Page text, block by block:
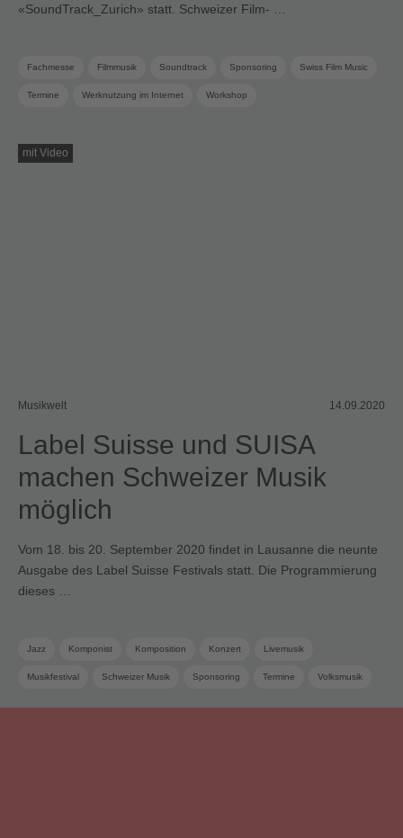
«SoundTrack_Zurich» statt. Schweizer Film- …
Fachmesse Filmmusik Soundtrack Sponsoring Swiss Film Music
Termine Werknutzung im Internet Workshop
mit Video
Musikwelt 14.09.2020
Label Suisse und SUISA
machen Schweizer Musik
möglich
Vom 18. bis 20. September 2020 findet in Lausanne die neunte
Ausgabe des Label Suisse Festivals statt. Die Programmierung
dieses …
Jazz Komponist Komposition Konzert Livemusik
Musikfestival Schweizer Musik Sponsoring Termine Volksmusik